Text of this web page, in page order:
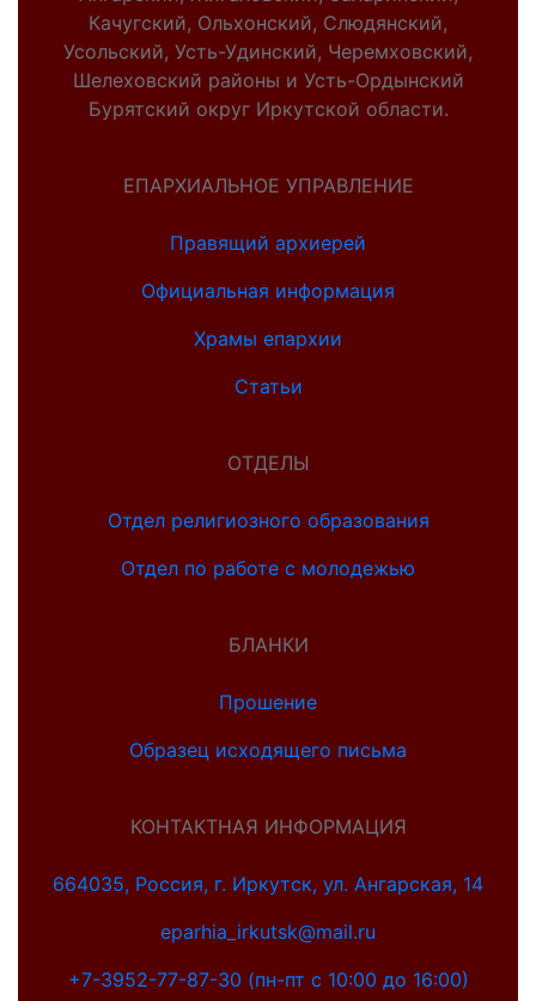
Качугский, Ольхонский, Слюдянский,
Усольский, Усть-Удинский, Черемховский,
Шелеховский районы и Усть-Ордынский
Бурятский округ Иркутской области.
ЕПАРХИАЛЬНОЕ УПРАВЛЕНИЕ
Правящий архиерей
Официальная информация
Храмы епархии
Статьи
ОТДЕЛЫ
Отдел религиозного образования
Отдел по работе с молодежью
БЛАНКИ
Прошение
Образец исходящего письма
КОНТАКТНАЯ ИНФОРМАЦИЯ
664035, Россия, г. Иркутск, ул. Ангарская, 14
eparhia_irkutsk@mail.ru
+7-3952-77-87-30 (пн-пт с 10:00 до 16:00)